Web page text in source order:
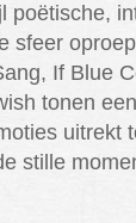
poëtische,
sfeer
If Blue
tonen
uitrekt
stille